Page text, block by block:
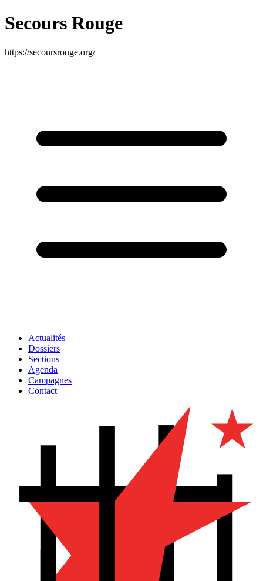
Secours Rouge
https://secoursrouge.org/
Actualités
Dossiers
Sections
Agenda
Campagnes
Contact